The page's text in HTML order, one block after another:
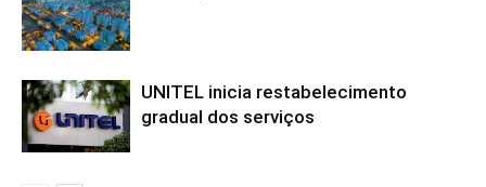
UNITEL inicia restabelecimento
gradual dos serviços